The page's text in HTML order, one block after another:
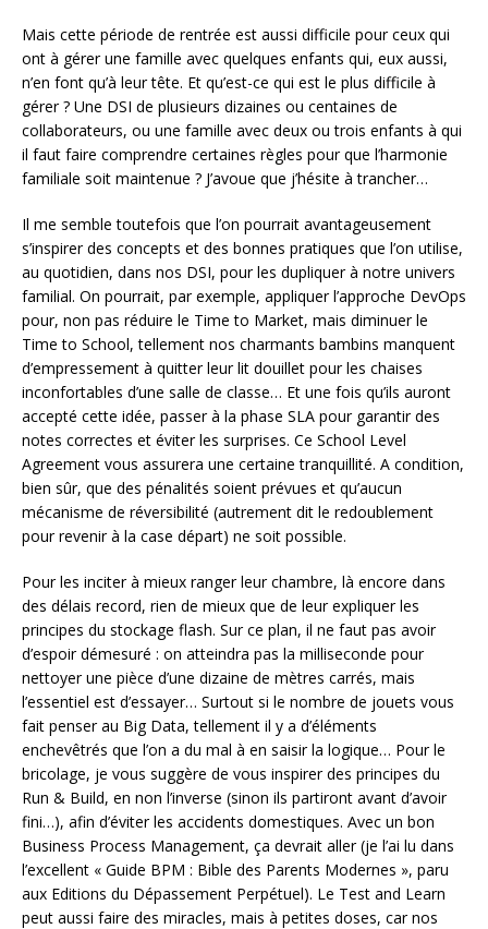
Mais cette période de rentrée est aussi difficile pour ceux qui
ont à gérer une famille avec quelques enfants qui, eux aussi,
n’en font qu’à leur tête. Et qu’est-ce qui est le plus difficile à
gérer ? Une DSI de plusieurs dizaines ou centaines de
collaborateurs, ou une famille avec deux ou trois enfants à qui
il faut faire comprendre certaines règles pour que l’harmonie
familiale soit maintenue ? J’avoue que j’hésite à trancher…
Il me semble toutefois que l’on pourrait avantageusement
s’inspirer des concepts et des bonnes pratiques que l’on utilise,
au quotidien, dans nos DSI, pour les dupliquer à notre univers
familial. On pourrait, par exemple, appliquer l’approche DevOps
pour, non pas réduire le Time to Market, mais diminuer le
Time to School, tellement nos charmants bambins manquent
d’empressement à quitter leur lit douillet pour les chaises
inconfortables d’une salle de classe… Et une fois qu’ils auront
accepté cette idée, passer à la phase SLA pour garantir des
notes correctes et éviter les surprises. Ce School Level
Agreement vous assurera une certaine tranquillité. A condition,
bien sûr, que des pénalités soient prévues et qu’aucun
mécanisme de réversibilité (autrement dit le redoublement
pour revenir à la case départ) ne soit possible.
Pour les inciter à mieux ranger leur chambre, là encore dans
des délais record, rien de mieux que de leur expliquer les
principes du stockage flash. Sur ce plan, il ne faut pas avoir
d’espoir démesuré : on atteindra pas la milliseconde pour
nettoyer une pièce d’une dizaine de mètres carrés, mais
l’essentiel est d’essayer… Surtout si le nombre de jouets vous
fait penser au Big Data, tellement il y a d’éléments
enchevêtrés que l’on a du mal à en saisir la logique… Pour le
bricolage, je vous suggère de vous inspirer des principes du
Run & Build, en non l’inverse (sinon ils partiront avant d’avoir
fini…), afin d’éviter les accidents domestiques. Avec un bon
Business Process Management, ça devrait aller (je l’ai lu dans
l’excellent « Guide BPM : Bible des Parents Modernes », paru
aux Editions du Dépassement Perpétuel). Le Test and Learn
peut aussi faire des miracles, mais à petites doses, car nos